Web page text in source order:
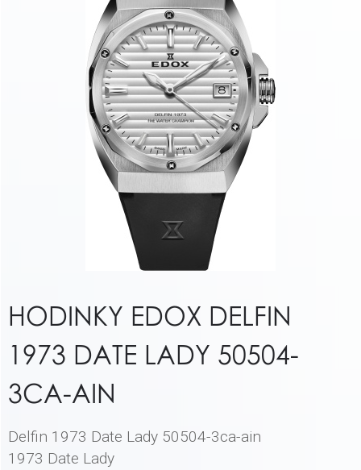
HODINKY EDOX DELFIN
1973 DATE LADY 50504-
3CA-AIN
Delfin 1973 Date Lady 50504-3ca-ain
1973 Date Lady